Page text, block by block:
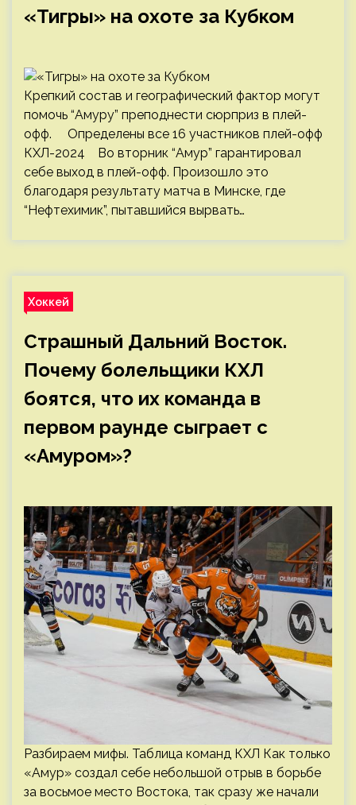
«Тигры» на охоте за Кубком
Крепкий состав и географический фактор могут
помочь “Амуру” преподнести сюрприз в плей-
офф. Определены все 16 участников плей-офф
КХЛ-2024 Во вторник “Амур” гарантировал
себе выход в плей-офф. Произошло это
благодаря результату матча в Минске, где
“Нефтехимик”, пытавшийся вырвать…
Хоккей
Страшный Дальний Восток.
Почему болельщики КХЛ
боятся, что их команда в
первом раунде сыграет с
«Амуром»?
Разбираем мифы. Таблица команд КХЛ Как только
«Амур» создал себе небольшой отрыв в борьбе
за восьмое место Востока, так сразу же начали